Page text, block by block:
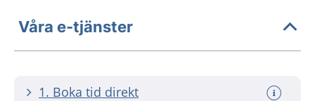
Våra e-tjänster
1. Boka tid direkt